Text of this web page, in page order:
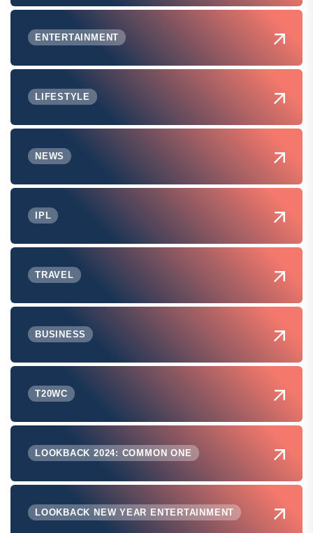
ENTERTAINMENT
LIFESTYLE
NEWS
IPL
TRAVEL
BUSINESS
T20WC
LOOKBACK 2024: COMMON ONE
LOOKBACK NEW YEAR ENTERTAINMENT